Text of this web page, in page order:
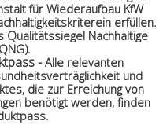
für Wiederaufbau KfW
erfüllen.
Nachhaltige
-Alle relevanten
und
die zur Erreichung von
benötigt werden, finden